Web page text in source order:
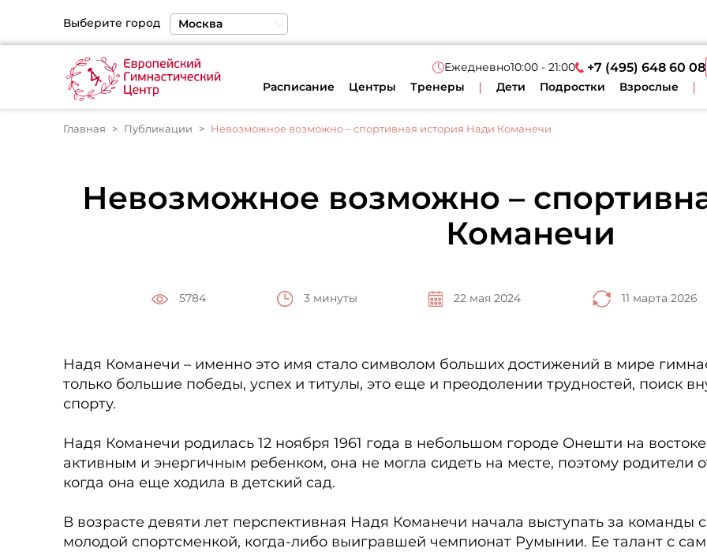
Выберите город
Москва
Санкт-Петербург
Екатеринбург
Ежедневно10:00 - 21:00 +7 (495) 648 60 08
Расписание
Центры Тренеры Дети Подростки Взрослые
Главная Публикации Невозможное возможно – спортивная история Нади Команечи
Невозможное возможно –
Команечи
5784 3 минуты 22 мая 2024 11 марта 2026
Надя Команечи – именно это имя стало символом больших достижений в мире
только большие победы, успех и титулы, это еще и преодолении трудностей, поиск
спорту.
Надя Команечи родилась 12 ноября 1961 года в небольшом городе Онешти на
активным и энергичным ребенком, она не могла сидеть на месте, поэтому родители
когда она еще ходила в детский сад.
В возрасте девяти лет перспективная Надя Команечи начала выступать за команды
молодой спортсменкой, когда-либо выигравшей чемпионат Румынии. Ее талант с